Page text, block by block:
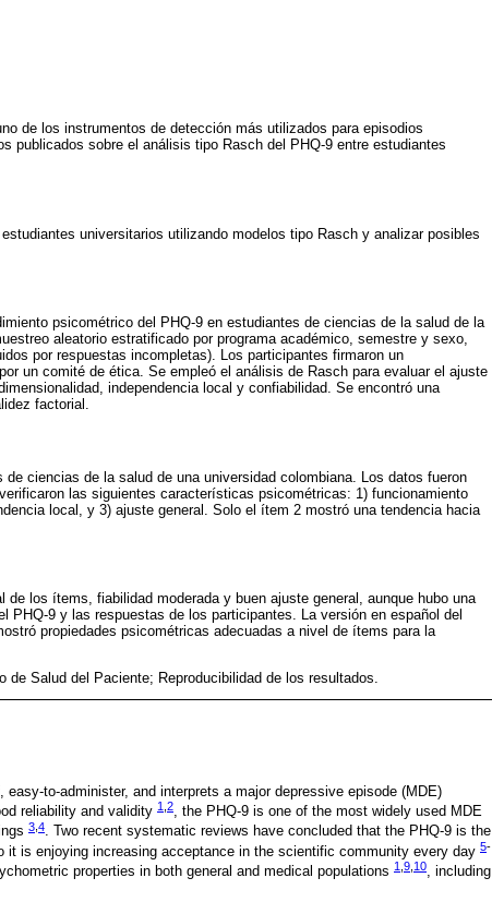
de los instrumentos de detección más utilizados para episodios
publicados sobre el análisis tipo Rasch del PHQ-9 entre estudiantes
universitarios utilizando modelos tipo Rasch y analizar posibles
psicométrico del PHQ-9 en estudiantes de ciencias de la salud de la
aleatorio estratificado por programa académico, semestre y sexo,
por respuestas incompletas). Los participantes firmaron un
un comité de ética. Se empleó el análisis de Rasch para evaluar el ajuste
independencia local y confiabilidad. Se encontró una
factorial.
ciencias de la salud de una universidad colombiana. Los datos fueron
las siguientes características psicométricas: 1) funcionamiento
local, y 3) ajuste general. Solo el ítem 2 mostró una tendencia hacia
los ítems, fiabilidad moderada y buen ajuste general, aunque hubo una
PHQ-9 y las respuestas de los participantes. La versión en español del
propiedades psicométricas adecuadas a nivel de ítems para la
de Salud del Paciente; Reproducibilidad de los resultados.
to-administer, and interprets a major depressive episode (MDE)
reliability and validity 1 2, the PHQ-9 is one of the most widely used MDE
3 4. Two recent systematic reviews have concluded that the PHQ-9 is the
is enjoying increasing acceptance in the scientific community every day 5-
properties in both general and medical populations 1 9 10, including